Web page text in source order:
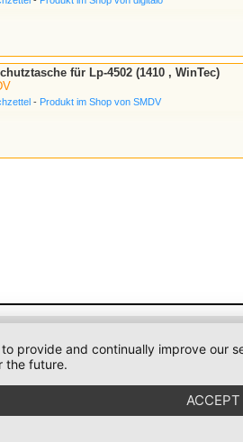
für Lp-4502 (1410 , WinTec)
- Produkt im Shop von SMDV
provide and continually improve our
the future.
ACCEPT